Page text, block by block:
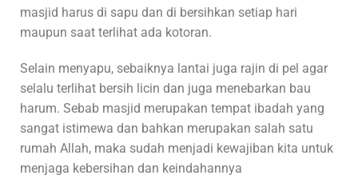
masjid harus di sapu dan di bersihkan setiap hari
maupun saat terlihat ada kotoran.
Selain menyapu, sebaiknya lantai juga rajin di pel agar
selalu terlihat bersih licin dan juga menebarkan bau
harum. Sebab masjid merupakan tempat ibadah yang
sangat istimewa dan bahkan merupakan salah satu
rumah Allah, maka sudah menjadi kewajiban kita untuk
menjaga kebersihan dan keindahannya